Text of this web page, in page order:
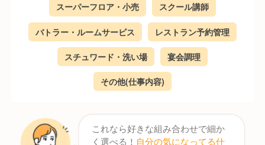
スーパーフロア・小売 スクール講師
バトラー・ルームサービス レストラン予約管理
スチュワード・洗い場 宴会調理
その他(仕事内容)
これなら好きな組み合わせで細か
く選べる！ 自分の気になってる仕